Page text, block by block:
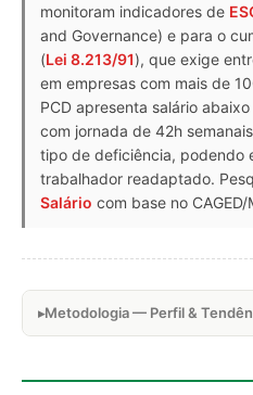
monitoram indicadores de
and Governance) e para o
(Lei 8.213/91), que exige
em empresas com mais de
PCD apresenta salário
com jornada de 42h
tipo de deficiência, podendo
trabalhador readaptado.
Salário com base no CAGED/
Metodologia — Perfil &